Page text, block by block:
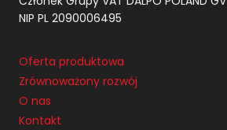
NIP PL 2090006495
Oferta produktowa
Zrównoważony rozwój
O nas
Kontakt